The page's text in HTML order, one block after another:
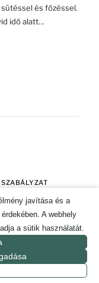
és főzéssel.
idő alatt…
SZABÁLYZAT
KEZELÉSE
MAGAZIN.
javítása és a
A webhely
a sütik használatát.